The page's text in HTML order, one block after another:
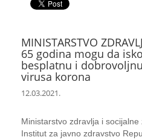
MINISTARSTVO
65 godina mogu da
besplatnu i
virusa korona
12.03.2021.
Ministarstvo zdravlja i
Institut za javno zdravstvo